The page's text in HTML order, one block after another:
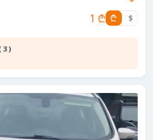
1 ₾ ₾ $
3 )